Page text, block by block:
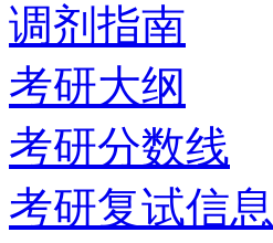
调剂指南
考研大纲
考研分数线
考研复试信息